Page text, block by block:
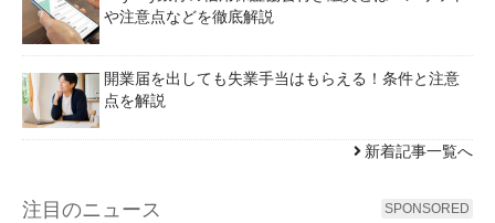
や注意点などを徹底解説
開業届を出しても失業手当はもらえる！条件と注意
点を解説
新着記事一覧へ
注目のニュース SPONSORED